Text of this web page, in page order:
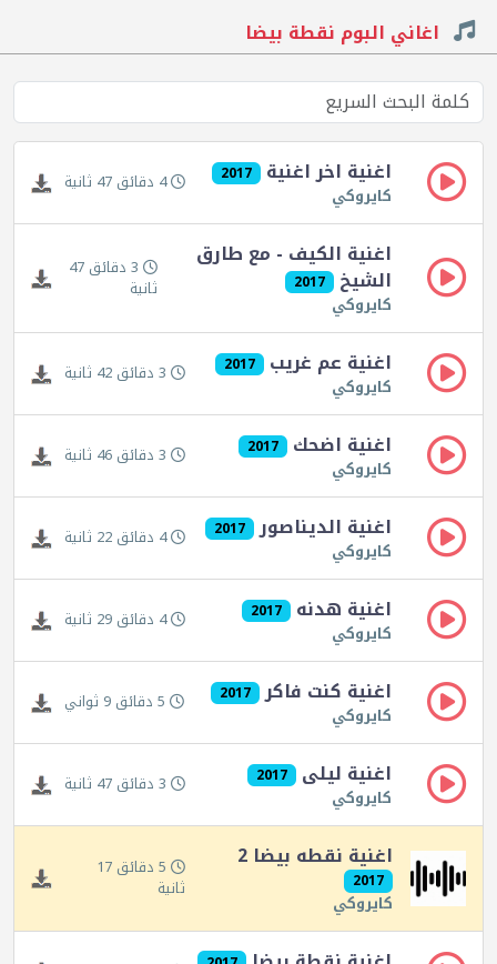
اغاني البوم نقطة بيضا
اغنية اخر اغنية 2017
كايروكي 4 دقائق 47 ثانية
اغنية الكيف - مع طارق
الشيخ 2017
كايروكي
3 دقائق 47
ثانية
اغنية عم غريب 2017
كايروكي 3 دقائق 42 ثانية
اغنية اضحك 2017
كايروكي 3 دقائق 46 ثانية
اغنية الديناصور 2017
كايروكي 4 دقائق 22 ثانية
اغنية هدنه 2017
كايروكي 4 دقائق 29 ثانية
اغنية كنت فاكر 2017
كايروكي 5 دقائق 9 ثواني
اغنية ليلى 2017
كايروكي 3 دقائق 47 ثانية
اغنية نقطه بيضا 2
2017
كايروكي
5 دقائق 17
ثانية